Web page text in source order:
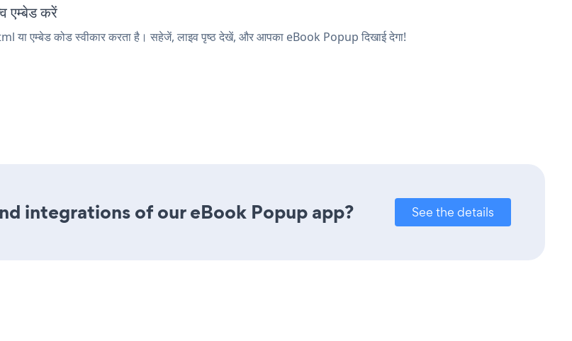
एम्बेड करें
एम्बेड कोड स्वीकार करता है। सहेजें, लाइव पृष्ठ देखें, और आपका eBook Popup दिखाई देगा!
integrations of our eBook Popup app? See the details